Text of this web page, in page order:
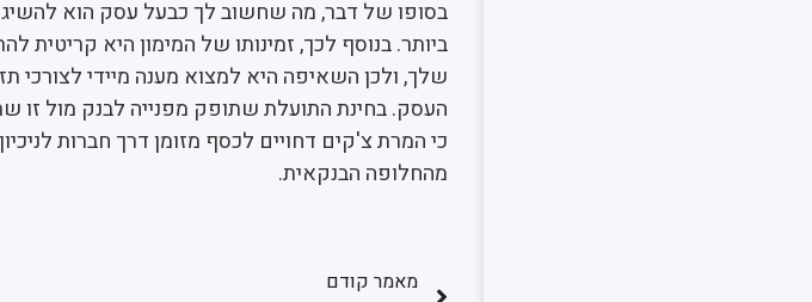
בסופו של דבר, מה שחשוב לך כבעל עסק הוא להשיג
ביותר. בנוסף לכך, זמינותו של המימון היא קריטית
שלך, ולכן השאיפה היא למצוא מענה מיידי לצורכי
העסק. בחינת התועלת שתופק מפנייה לבנק מול זו
כי המרת צ'קים דחויים לכסף מזומן דרך חברות
מהחלופה הבנקאית.
מאמר קודם